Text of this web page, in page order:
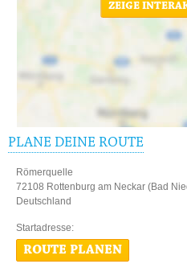
ZEIGE
PLANE DEINE ROUTE
Römerquelle
72108 Rottenburg am Neckar (Bad
Deutschland
Startadresse:
ROUTE PLANEN